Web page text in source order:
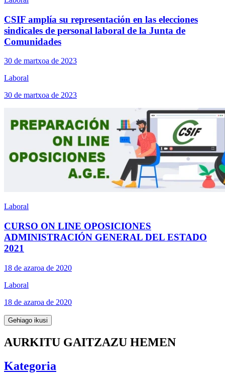
CSIF amplía su representación en las elecciones
sindicales de personal laboral de la Junta de
Comunidades
30 de martxoa de 2023
Laboral
30 de martxoa de 2023
Laboral
CURSO ON LINE OPOSICIONES
ADMINISTRACIÓN GENERAL DEL ESTADO
2021
18 de azaroa de 2020
Laboral
18 de azaroa de 2020
Gehiago ikusi
AURKITU GAITZAZU HEMEN
Kategoria